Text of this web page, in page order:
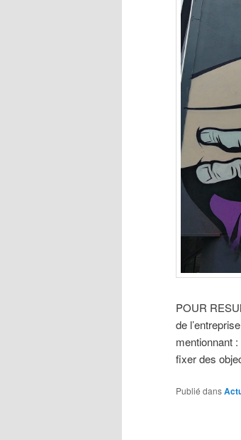
POUR
de
mentionnant
fixer des
Publié dans